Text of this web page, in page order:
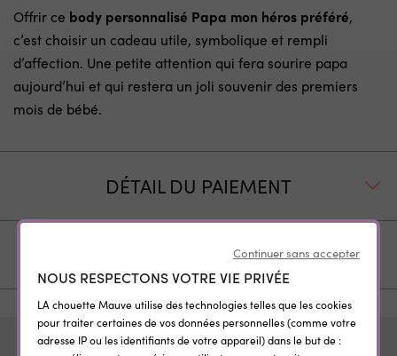
Offrir ce body personnalisé Papa mon héros préféré,
c’est choisir un cadeau utile, symbolique et rempli
d’affection. Une petite attention qui fera sourire papa
aujourd’hui et qui restera un joli souvenir des premiers
mois de bébé.
DÉTAIL DU PAIEMENT
EXPÉDITION ET LIVRAISON
Continuer sans accepter
NOUS RESPECTONS VOTRE VIE PRIVÉE
LA chouette Mauve utilise des technologies telles que les cookies
pour traiter certaines de vos données personnelles (comme votre
adresse IP ou les identifiants de votre appareil) dans le but de :